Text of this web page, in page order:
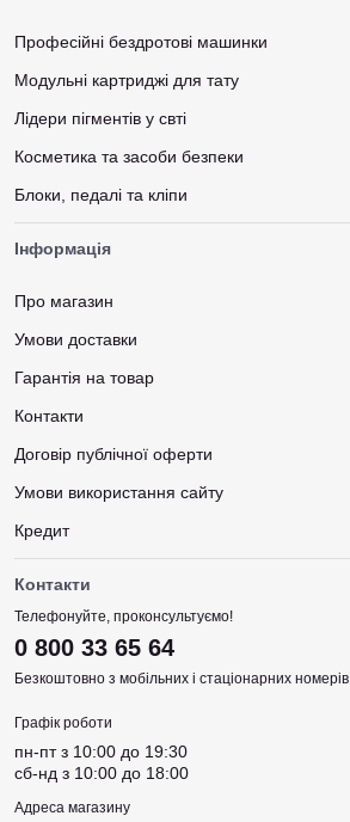
Професійні бездротові машинки
Модульні картриджі для тату
Лідери пігментів у свті
Косметика та засоби безпеки
Блоки, педалі та кліпи
Інформація
Про магазин
Умови доставки
Гарантія на товар
Контакти
Договір публічної оферти
Умови використання сайту
Кредит
Контакти
Телефонуйте, проконсультуємо!
0 800 33 65 64
Безкоштовно з мобільних і стаціонарних номерів
Графік роботи
пн-пт з 10:00 до 19:30
сб-нд з 10:00 до 18:00
Адреса магазину